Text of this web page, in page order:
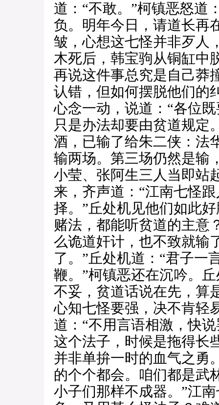
道：“不敢。”柯镇恶怒道
负。明年今日，请道长再
皱，心想这七怪并非歹人
木死后，韩宝驹从铜缸中
再说这件事总究是自己莽
认错，但如何摆脱他们的
心念一动，说道：“各位
只是办法却要由贫道规定
酒，已输了给朱二侠：法
输两场。第三场仍然是输
小莹、张阿生三人当即站
来，齐声道：“江南七怪
择。”丘处机见他们如此
赌法，都能听贫道的主意
么诡道奸计，也不致就输
了。”丘处机道：“君子一
鞭。”柯镇恶还在沉吟。
不妥，贫道话说在先，算
心知七怪要强，决不肯轻
道：“不用言语相激，快
这个法子，时候是拖得长
并非单拚一时的血气之勇
的个个都会。咱们都是武
小子们那样不成器。”江